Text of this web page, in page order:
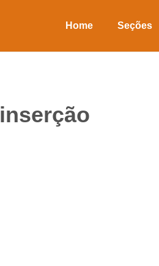
Home Seções
inserção